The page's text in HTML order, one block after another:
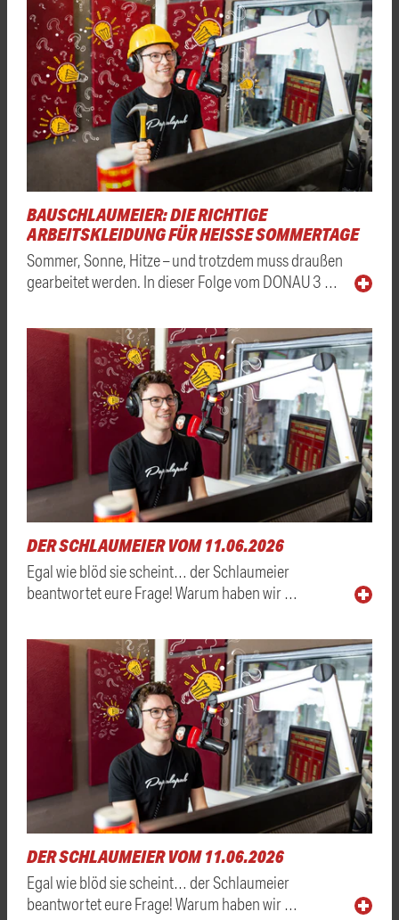
BAUSCHLAUMEIER: DIE RICHTIGE
ARBEITSKLEIDUNG FÜR HEISSE SOMMERTAGE
Sommer, Sonne, Hitze – und trotzdem muss draußen
gearbeitet werden. In dieser Folge vom DONAU 3 …
DER SCHLAUMEIER VOM 11.06.2026
Egal wie blöd sie scheint… der Schlaumeier
beantwortet eure Frage! Warum haben wir …
DER SCHLAUMEIER VOM 11.06.2026
Egal wie blöd sie scheint… der Schlaumeier
beantwortet eure Frage! Warum haben wir …